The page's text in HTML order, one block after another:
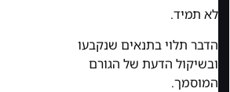
לא תמיד.
הדבר תלוי בתנאים שנקבעו
ובשיקול הדעת של הגורם
המוסמך.